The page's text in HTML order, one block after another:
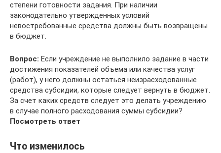
степени готовности задания. При наличии
законодательно утвержденных условий
невостребованные средства должны быть возвращены
в бюджет.
Вопрос: Если учреждение не выполнило задание в части
достижения показателей объема или качества услуг
(работ), у него должны остаться неизрасходованные
средства субсидии, которые следует вернуть в бюджет.
За счет каких средств следует это делать учреждению
в случае полного расходования суммы субсидии?
Посмотреть ответ
Что изменилось